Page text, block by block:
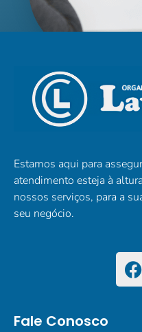
Estamos aqui para
atendimento esteja à
nossos serviços, para a
seu negócio.
Fale Conosco